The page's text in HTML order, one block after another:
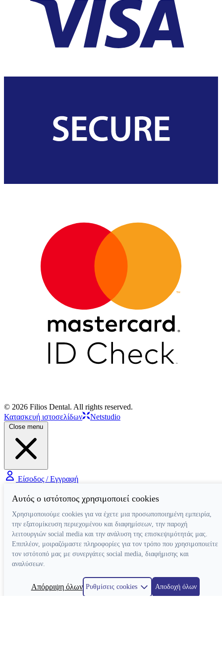
© 2026 Filios Dental. All rights reserved.
Κατασκευή ιστοσελίδων
Netstudio
Close menu
Είσοδος / Εγγραφή
Αυτός ο ιστότοπος χρησιμοποιεί cookies
Χρησιμοποιούμε cookies για να έχετε μια προσωποποιημένη εμπειρία,
την εξατομίκευση περιεχομένου και διαφημίσεων, την παροχή
λειτουργιών social media και την ανάλυση της επισκεψιμότητάς μας.
Επιπλέον, μοιραζόμαστε πληροφορίες για τον τρόπο που χρησιμοποιείτε
τον ιστότοπό μας με συνεργάτες social media, διαφήμισης και
αναλύσεων.
Απόρριψη όλων Ρυθμίσεις cookies
Αποδοχή όλων